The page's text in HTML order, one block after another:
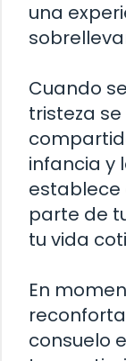
una
Cuando
tristeza
infancia y
establece
parte de
tu vida
En
consuelo